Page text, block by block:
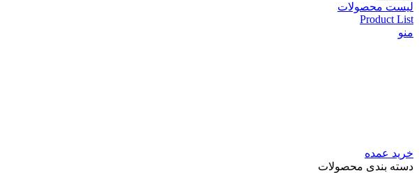
لیست محصولات
Product List
منو
خرید عمده
دسته بندی محصولات